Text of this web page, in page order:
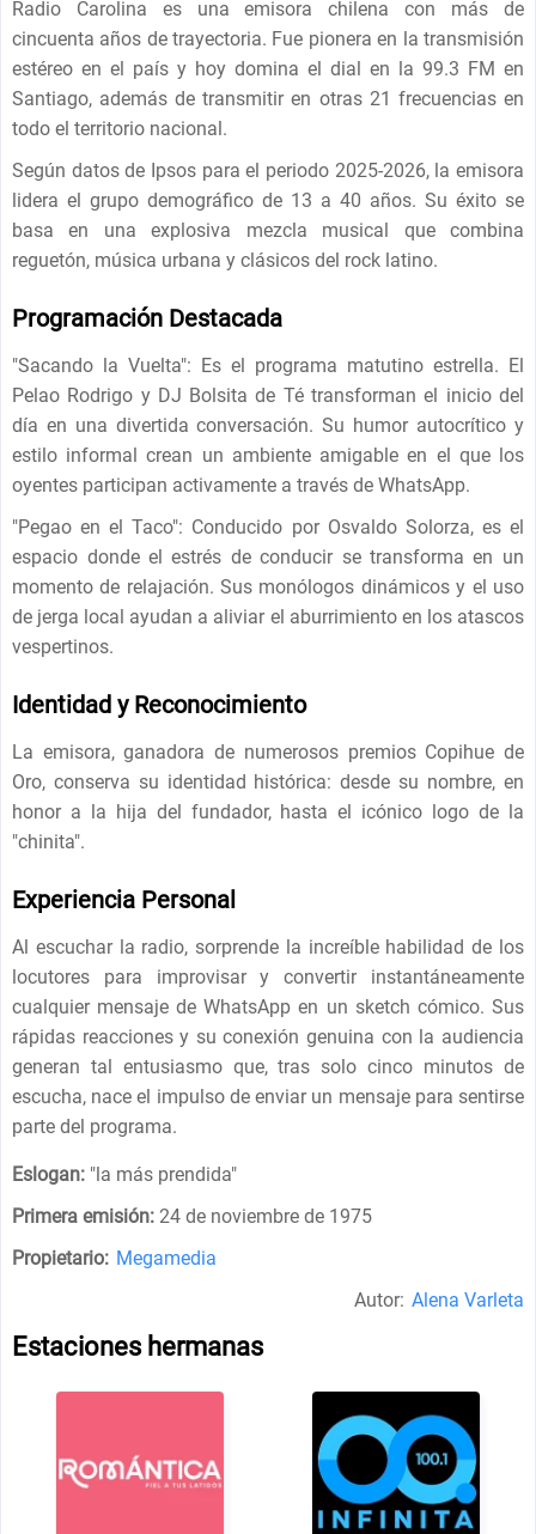
Radio Carolina es una emisora chilena con más de
cincuenta años de trayectoria. Fue pionera en la transmisión
estéreo en el país y hoy domina el dial en la 99.3 FM en
Santiago, además de transmitir en otras 21 frecuencias en
todo el territorio nacional.
Según datos de Ipsos para el periodo 2025-2026, la emisora
lidera el grupo demográfico de 13 a 40 años. Su éxito se
basa en una explosiva mezcla musical que combina
reguetón, música urbana y clásicos del rock latino.
Programación Destacada
"Sacando la Vuelta": Es el programa matutino estrella. El
Pelao Rodrigo y DJ Bolsita de Té transforman el inicio del
día en una divertida conversación. Su humor autocrítico y
estilo informal crean un ambiente amigable en el que los
oyentes participan activamente a través de WhatsApp.
"Pegao en el Taco": Conducido por Osvaldo Solorza, es el
espacio donde el estrés de conducir se transforma en un
momento de relajación. Sus monólogos dinámicos y el uso
de jerga local ayudan a aliviar el aburrimiento en los atascos
vespertinos.
Identidad y Reconocimiento
La emisora, ganadora de numerosos premios Copihue de
Oro, conserva su identidad histórica: desde su nombre, en
honor a la hija del fundador, hasta el icónico logo de la
"chinita".
Experiencia Personal
Al escuchar la radio, sorprende la increíble habilidad de los
locutores para improvisar y convertir instantáneamente
cualquier mensaje de WhatsApp en un sketch cómico. Sus
rápidas reacciones y su conexión genuina con la audiencia
generan tal entusiasmo que, tras solo cinco minutos de
escucha, nace el impulso de enviar un mensaje para sentirse
parte del programa.
Eslogan: "la más prendida"
Primera emisión: 24 de noviembre de 1975
Propietario: Megamedia
Autor: Alena Varleta
Estaciones hermanas